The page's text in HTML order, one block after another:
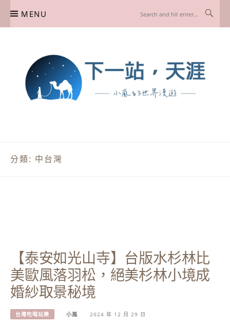
MENU
分類: 中台灣
【泰安如光山寺】台版水杉林比
美歐風落羽松，絕美杉林小境成
婚紗取景秘境
台灣吃喝玩樂 小嵐 2024 年 12 月 29 日